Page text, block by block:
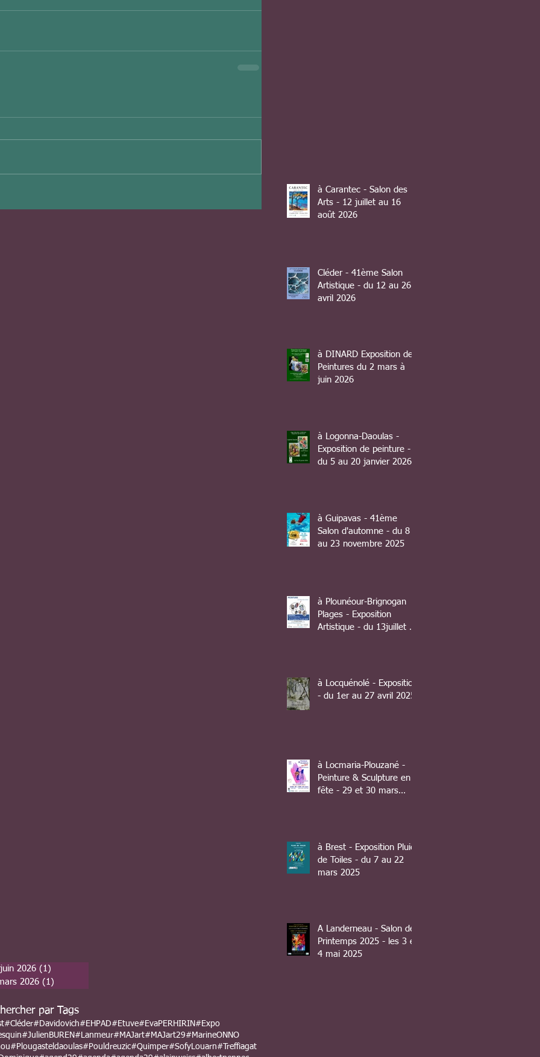
juin 2026 (1)
2026 (1)
à Carantec - Salon des
Arts - 12 juillet au 16
août 2026
Cléder - 41ème Salon
Artistique - du 12 au 26
avril 2026
à DINARD Exposition de
Peintures du 2 mars à
juin 2026
à Logonna-Daoulas -
Exposition de peinture -
du 5 au 20 janvier 2026
à Guipavas - 41ème
Salon d'automne - du 8
au 23 novembre 2025
à Plounéour-Brignogan
Plages - Exposition
Artistique - du 13juillet au
à Locquénolé - Exposition
- du 1er au 27 avril 2025
à Locmaria-Plouzané -
Peinture & Sculpture en
fête - 29 et 30 mars
à Brest - Exposition Pluie
de Toiles - du 7 au 22
mars 2025
A Landerneau - Salon de
Printemps 2025 - les 3 et
4 mai 2025
par Tags
#Cléder#Davidovich#EHPAD#Etuve#EvaPERHIRIN #Expo
#JulienBUREN #Lanmeur#MAJart#MAJart29#MarineONNO
#Plougasteldaoulas#Pouldreuzic#Quimper#SofyLouarn#Treffiagat